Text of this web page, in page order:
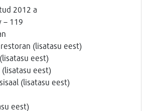
2012 a
– 119
(lisatasu eest)
eest)
(lisatasu eest)
(lisatasu eest)
eest)